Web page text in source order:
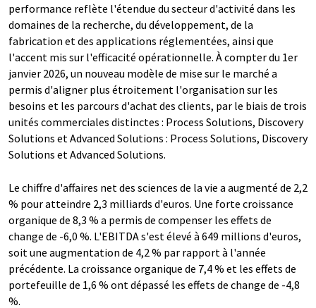
performance reflète l'étendue du secteur d'activité dans les
domaines de la recherche, du développement, de la
fabrication et des applications réglementées, ainsi que
l'accent mis sur l'efficacité opérationnelle. À compter du 1er
janvier 2026, un nouveau modèle de mise sur le marché a
permis d'aligner plus étroitement l'organisation sur les
besoins et les parcours d'achat des clients, par le biais de trois
unités commerciales distinctes : Process Solutions, Discovery
Solutions et Advanced Solutions : Process Solutions, Discovery
Solutions et Advanced Solutions.
Le chiffre d'affaires net des sciences de la vie a augmenté de 2,2
% pour atteindre 2,3 milliards d'euros. Une forte croissance
organique de 8,3 % a permis de compenser les effets de
change de -6,0 %. L'EBITDA s'est élevé à 649 millions d'euros,
soit une augmentation de 4,2 % par rapport à l'année
précédente. La croissance organique de 7,4 % et les effets de
portefeuille de 1,6 % ont dépassé les effets de change de -4,8
%.